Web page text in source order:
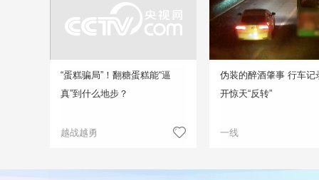
“蛋糕骗局”！翻糖蛋糕能“逼
真”到什么地步？
越战越勇
伪装的醉酒肇事 行车记
开惊天“反转”
一线